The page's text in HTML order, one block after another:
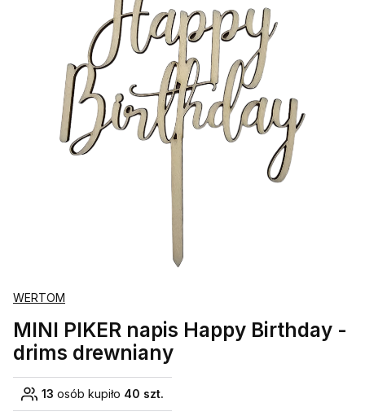
WERTOM
MINI PIKER napis Happy Birthday -
drims drewniany
13 osób kupiło 40 szt.